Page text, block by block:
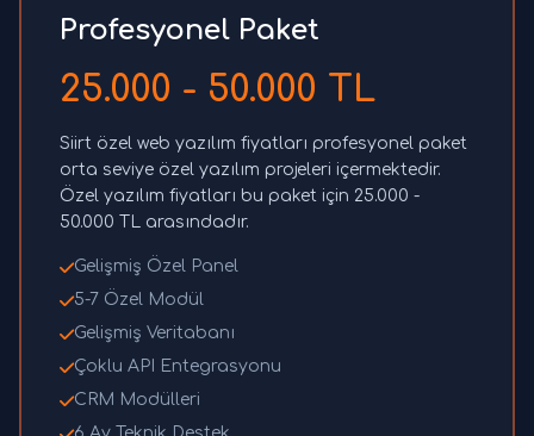
Profesyonel Paket
25.000 - 50.000 TL
Siirt özel web yazılım fiyatları profesyonel paket
orta seviye özel yazılım projeleri içermektedir.
Özel yazılım fiyatları bu paket için 25.000 -
50.000 TL arasındadır.
Gelişmiş Özel Panel
5-7 Özel Modül
Gelişmiş Veritabanı
Çoklu API Entegrasyonu
CRM Modülleri